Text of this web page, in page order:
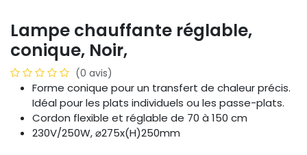
Lampe chauffante réglable,
conique, Noir,
(0 avis)
Forme conique pour un transfert de chaleur précis.
Idéal pour les plats individuels ou les passe-plats.
Cordon flexible et réglable de 70 à 150 cm
230V/250W, ⌀275x(H)250mm